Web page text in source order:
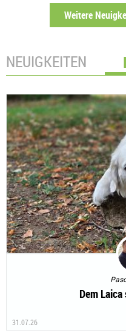
Weitere
NEUIGKEITEN
Dem
31.07.26